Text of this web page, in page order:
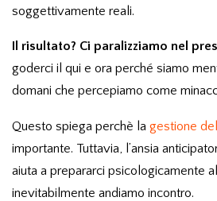
soggettivamente reali.
Il risultato? Ci paralizziamo nel
goderci il qui e ora perché siamo
domani che percepiamo come
Questo spiega perchè la gestione
importante. Tuttavia, l’ansia
aiuta a prepararci psicologicamente
inevitabilmente andiamo incontro.